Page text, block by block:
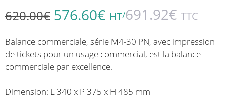
620.00€ 576.60€ HT/691.92€ TTC
Balance commerciale, série M4-30 PN, avec impression
de tickets pour un usage commercial, est la balance
commerciale par excellence.
Dimension: L 340 x P 375 x H 485 mm